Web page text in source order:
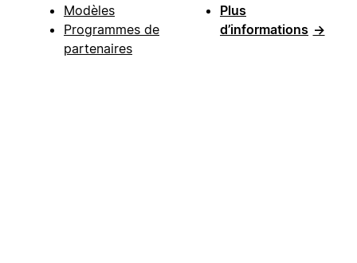
Modèles
Programmes de
partenaires
Plus
d’informations →